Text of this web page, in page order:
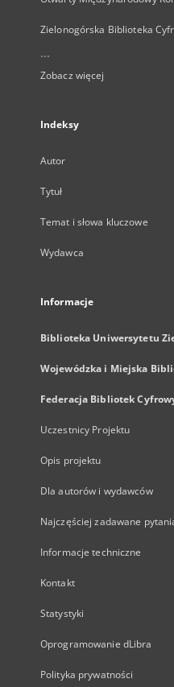
Zielonogórska Biblioteka
...
Zobacz więcej
Indeksy
Autor
Tytuł
Temat i słowa kluczowe
Wydawca
Informacje
Biblioteka Uniwersytetu
Wojewódzka i Miejska
Federacja Bibliotek
Uczestnicy Projektu
Opis projektu
Dla autorów i wydawców
Najczęściej zadawane
Informacje techniczne
Kontakt
Statystyki
Oprogramowanie dLibra
Polityka prywatności